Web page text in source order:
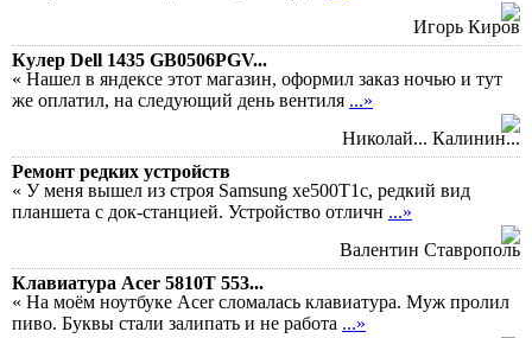
Игорь Киров
Кулер Dell 1435 GB0506PGV...
« Нашел в яндексе этот магазин, оформил заказ ночью и тут
же оплатил, на следующий день вентиля ...»
Николай... Калинин...
Ремонт редких устройств
« У меня вышел из строя Samsung xe500T1c, редкий вид
планшета с док-станцией. Устройство отличн ...»
Валентин Ставрополь
Клавиатура Acer 5810T 553...
« На моём ноутбуке Acer сломалась клавиатура. Муж пролил
пиво. Буквы стали залипать и не работа ...»